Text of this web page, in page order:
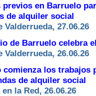
previos en Barruelo
de alquiler social
Valderrueda, 27.06.26
de Barruelo celebra
Valderrueda, 26.06.26
comienza los
de alquiler social
la Red, 26.06.26